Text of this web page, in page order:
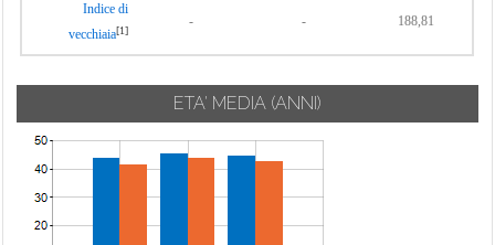
Indice di
vecchiaia[1]
- - 188,81
ETA' MEDIA (ANNI)